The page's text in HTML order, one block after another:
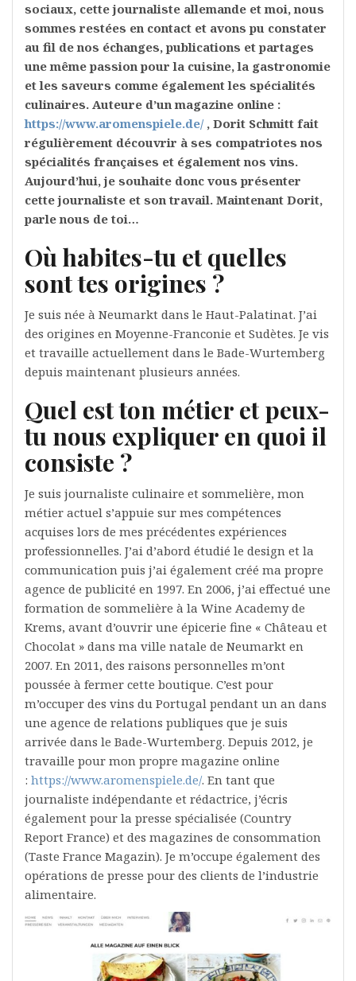
sociaux, cette journaliste allemande et moi, nous
sommes restées en contact et avons pu constater
au fil de nos échanges, publications et partages
une même passion pour la cuisine, la gastronomie
et les saveurs comme également les spécialités
culinaires. Auteure d’un magazine online :
https://www.aromenspiele.de/, Dorit Schmitt fait
régulièrement découvrir à ses compatriotes nos
spécialités françaises et également nos vins.
Aujourd’hui, je souhaite donc vous présenter
cette journaliste et son travail. Maintenant Dorit,
parle nous de toi…
Où habites-tu et quelles
sont tes origines ?
Je suis née à Neumarkt dans le Haut-Palatinat. J’ai
des origines en Moyenne-Franconie et Sudètes. Je vis
et travaille actuellement dans le Bade-Wurtemberg
depuis maintenant plusieurs années.
Quel est ton métier et peux-
tu nous expliquer en quoi il
consiste ?
Je suis journaliste culinaire et sommelière, mon
métier actuel s’appuie sur mes compétences
acquises lors de mes précédentes expériences
professionnelles. J’ai d’abord étudié le design et la
communication puis j’ai également créé ma propre
agence de publicité en 1997. En 2006, j’ai effectué une
formation de sommelière à la Wine Academy de
Krems, avant d’ouvrir une épicerie fine « Château et
Chocolat » dans ma ville natale de Neumarkt en
2007. En 2011, des raisons personnelles m’ont
poussée à fermer cette boutique. C’est pour
m’occuper des vins du Portugal pendant un an dans
une agence de relations publiques que je suis
arrivée dans le Bade-Wurtemberg. Depuis 2012, je
travaille pour mon propre magazine online
: https://www.aromenspiele.de/. En tant que
journaliste indépendante et rédactrice, j’écris
également pour la presse spécialisée (Country
Report France) et des magazines de consommation
(Taste France Magazin). Je m’occupe également des
opérations de presse pour des clients de l’industrie
alimentaire.